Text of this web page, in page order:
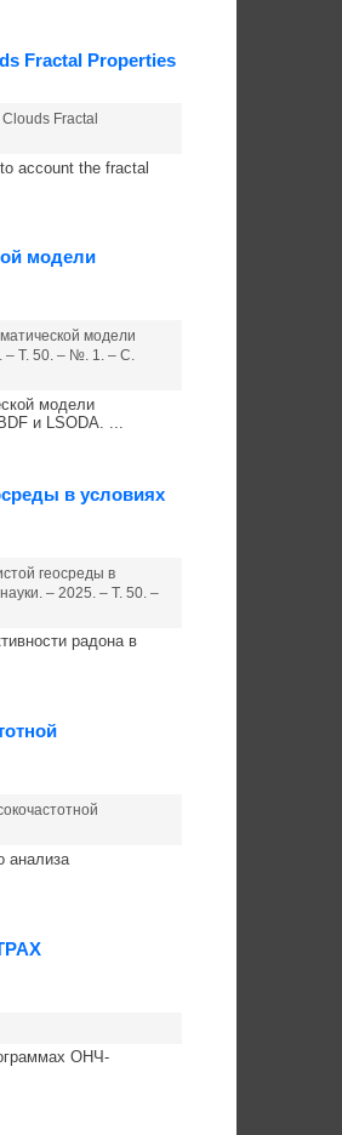
Fractal Properties
Fractal
account the fractal
модели
модели
– Т. 50. – №. 1. – С.
модели
и LSODA. ...
в условиях
геосреды в
– 2025. – Т. 50. –
радона в
анализа
ОНЧ-